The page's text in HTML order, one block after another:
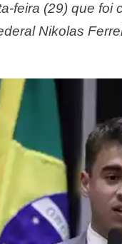
feira (29) que foi
Nikolas